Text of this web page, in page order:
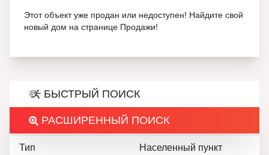
Этот объект уже продан или недоступен! Найдите свой
новый дом на странице Продажи!
БЫСТРЫЙ ПОИСК
РАСШИРЕННЫЙ ПОИСК
Тип Населенный пункт